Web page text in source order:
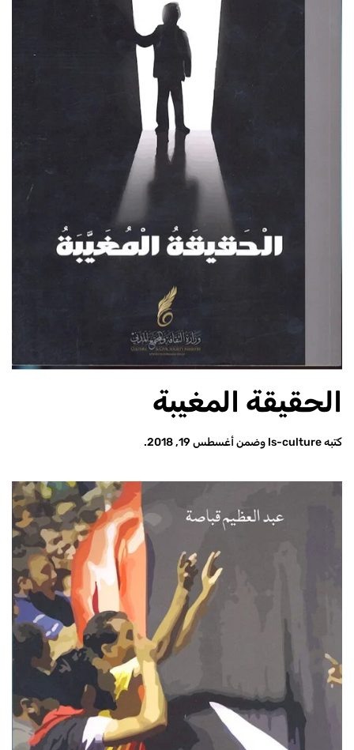
الحقيقة المغيبة
كتبهls-culture وضمنأغسطس 19, 2018 .